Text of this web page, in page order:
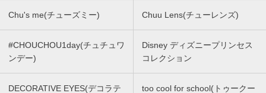
Chu's me(チューズミー) Chuu Lens(チューレンズ)
#CHOUCHOU1day(チュチュワ
ンデー)
Disney ディズニープリンセス
コレクション
DECORATIVE EYES(デコラテ
too cool for school(トゥークー